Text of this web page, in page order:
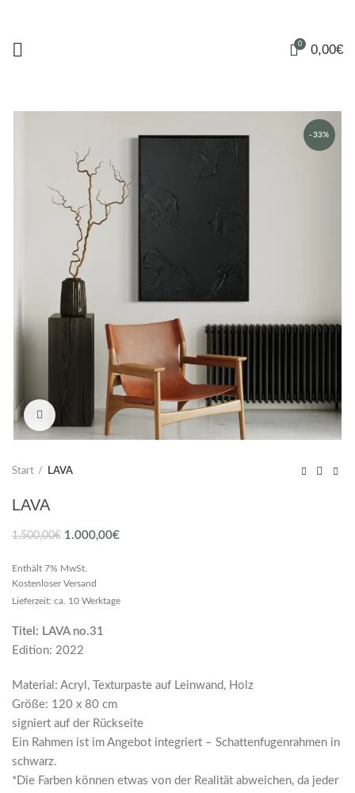
0 0,00€
-33%
Click to enlarge
Start LAVA
LAVA
1.500,00€ Ursprünglicher
war:
1.000,00€Aktueller
Enthält 7% MwSt.
Kostenloser Versand
Lieferzeit: ca. 10 Werktage
Titel: LAVA no.31
Edition: 2022
Material: Acryl, Texturpaste auf Leinwand, Holz
Größe: 120 x 80 cm
signiert auf der Rückseite
Ein Rahmen ist im Angebot integriert – Schattenfugenrahmen in
schwarz.
*Die Farben können etwas von der Realität abweichen, da jeder